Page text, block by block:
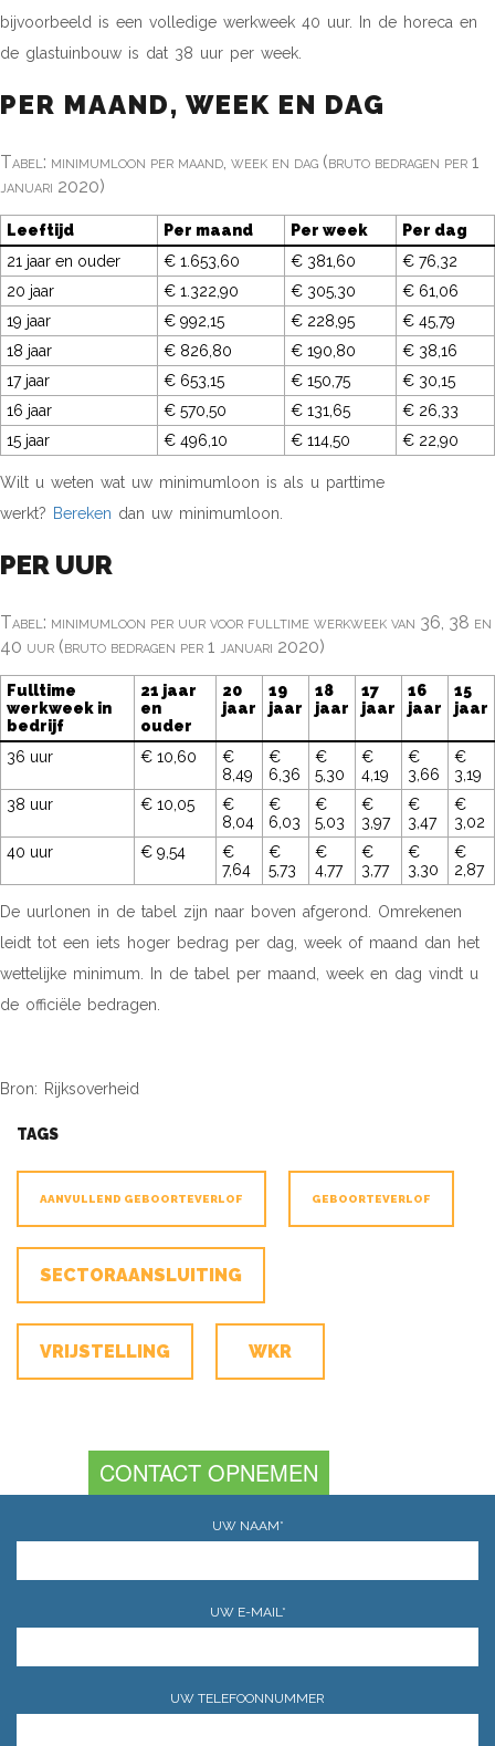
bijvoorbeeld is een volledige werkweek 40 uur. In de horeca en
de glastuinbouw is dat 38 uur per week.
PER MAAND, WEEK EN DAG
Leeftijd Per maand Per week Per dag
Tabel: minimumloon per maand, week en dag (bruto bedragen per 1
januari 2020)
21 jaar en ouder € 1.653,60 € 381,60
€ 76,32
20 jaar
€ 1.322,90 € 305,30
€ 61,06
19 jaar
€ 992,15 € 228,95
€ 45,79
18 jaar
€ 826,80 € 190,80
€ 38,16
17 jaar
€ 653,15 € 150,75
€ 30,15
16 jaar
€ 570,50 € 131,65
€ 26,33
15 jaar
€ 496,10 € 114,50 € 22,90
Wilt u weten wat uw minimumloon is als u parttime
werkt? Bereken dan uw minimumloon.
PER UUR
Fulltime
werkweek in
bedrijf
21 jaar
en
ouder
20
jaar
19
jaar
18
jaar
17
jaar
16
jaar
15
jaar
Tabel: minimumloon per uur voor fulltime werkweek van 36, 38 en
40 uur (bruto bedragen per 1 januari 2020)
36 uur € 10,60
€
8,49
€
6,36
€
5,30
€
4,19
€
3,66
€
3,19
38 uur
€ 10,05
€
8,04
€
6,03
€
5,03
€
3,97
€
3,47
€
3,02
40 uur
€ 9,54
€
7,64
€
5,73
€
4,77
€
3,77
€
3,30
€
2,87
De uurlonen in de tabel zijn naar boven afgerond. Omrekenen
leidt tot een iets hoger bedrag per dag, week of maand dan het
wettelijke minimum. In de tabel per maand, week en dag vindt u
de officiële bedragen.
Bron: Rijksoverheid
TAGS
AANVULLEND GEBOORTEVERLOF GEBOORTEVERLOF
SECTORAANSLUITING
VRIJSTELLING WKR
CONTACT OPNEMEN
UW NAAM*
UW E-MAIL*
UW TELEFOONNUMMER